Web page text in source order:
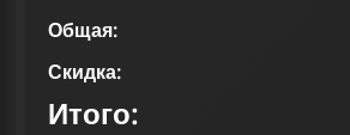
Общая:
Скидка:
Итого: